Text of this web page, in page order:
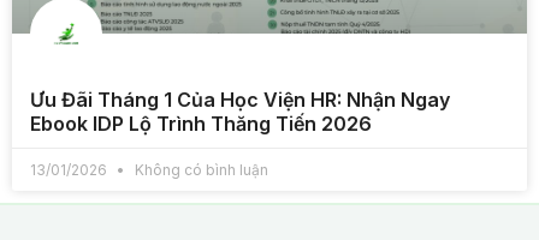
Ưu Đãi Tháng 1 Của Học Viện HR: Nhận Ngay
Ebook IDP Lộ Trình Thăng Tiến 2026
13/01/2026 Không có bình luận